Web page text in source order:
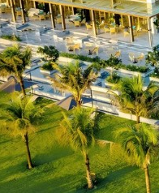
XỬ LÝ NƯỚC THẢI
BƠM (PUMP ROOM)
TÍCH HỢP SẴN
BƠM PCCC